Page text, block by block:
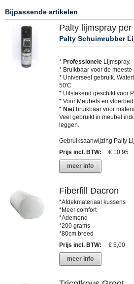
Bijpassende artikelen
Palty lijmspray per
Palty Schuimrubber
* Professionele Lijmspray.
* Bruikbaar voor de meeste
* Universeel gebruik.
50'C
* Uitstekend geschikt voor
* Voor Meubels en
* Niet bruikbaar voor
Veel gebruikt in meubel
leggen.
Gebruiksaanwijzing Palty
Prijs incl. BTW:
€ 10,95
meer info
Fiberfill Dacron
*Afdekmateriaal kussens
*Meer comfort
*Ademend
*200 grams
*80cm breed
Prijs incl. BTW:
€ 5,00
meer info